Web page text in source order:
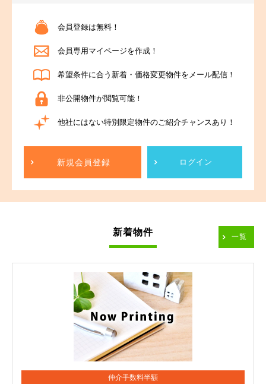
会員登録は無料！
会員専用マイページを作成！
希望条件に合う新着・価格変更物件をメール配信！
非公開物件が閲覧可能！
他社にはない特別限定物件のご紹介チャンスあり！
新規会員登録 ログイン
新着物件 一覧
仲介手数料半額